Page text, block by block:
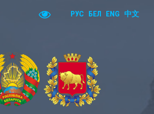
РУС БЕЛ ENG 中文